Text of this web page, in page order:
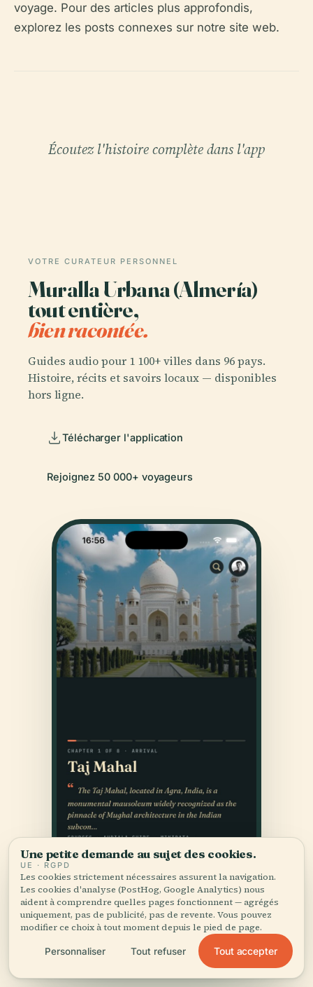
voyage. Pour des articles plus approfondis,
explorez les posts connexes sur notre site web.
Écoutez l'histoire complète dans l'app
VOTRE CURATEUR PERSONNEL
Muralla Urbana (Almería)
tout entière,
bien racontée.
Guides audio pour 1 100+ villes dans 96 pays.
Histoire, récits et savoirs locaux — disponibles
hors ligne.
Télécharger l'application
Rejoignez 50 000+ voyageurs
Une petite demande au sujet des cookies.
UE · RGPD
Les cookies strictement nécessaires assurent la navigation.
Les cookies d'analyse (PostHog, Google Analytics) nous
aident à comprendre quelles pages fonctionnent — agrégés
uniquement, pas de publicité, pas de revente. Vous pouvez
modifier ce choix à tout moment depuis le pied de page.
Personnaliser Tout refuser Tout accepter